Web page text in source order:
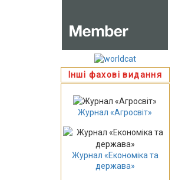
Інші фахові видання
Журнал «Агросвіт»
Журнал «Економіка та
держава»